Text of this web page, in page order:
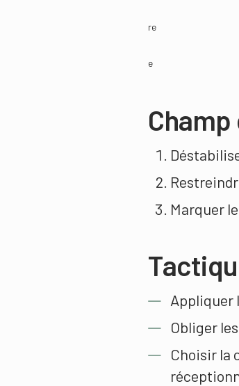
re
e
Marquer
Appliquer
Obliger
Choisir la